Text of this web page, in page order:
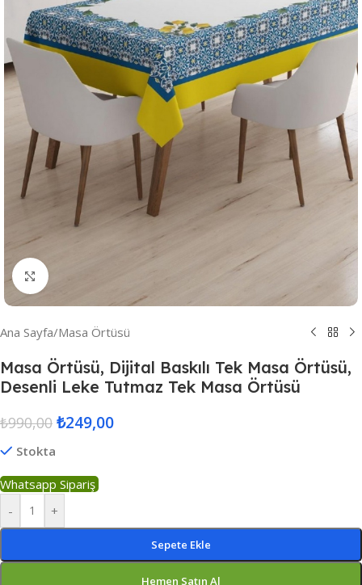
Resmi Büyüt
Ana Sayfa/Masa Örtüsü
Masa Örtüsü, Dijital Baskılı Tek Masa Örtüsü,
Desenli Leke Tutmaz Tek Masa Örtüsü
₺990,00 ₺249,00
Stokta
Whatsapp Sipariş
-
+
Sepete Ekle
Hemen Satın Al